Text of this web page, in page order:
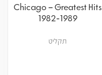
Chicago – Greatest Hits
1982-1989
תקליט